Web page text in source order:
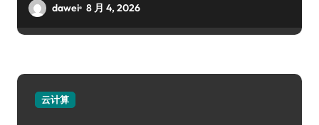
dawei 8 月 4, 2026
云计算